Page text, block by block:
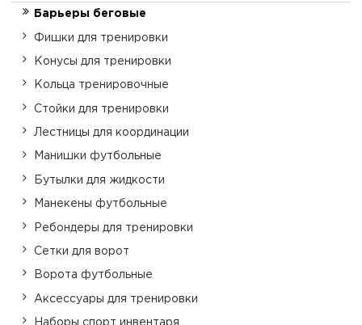
Барьеры беговые
Фишки для тренировки
Конусы для тренировки
Кольца тренировочные
Стойки для тренировки
Лестницы для координации
Манишки футбольные
Бутылки для жидкости
Манекены футбольные
Ребондеры для тренировки
Сетки для ворот
Ворота футбольные
Аксессуары для тренировки
Наборы спорт инвентаря